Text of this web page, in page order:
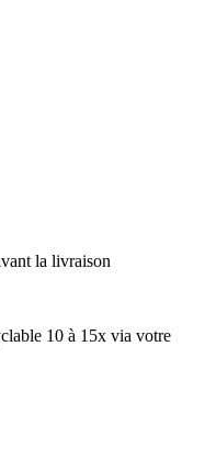
la livraison
10 à 15x via votre